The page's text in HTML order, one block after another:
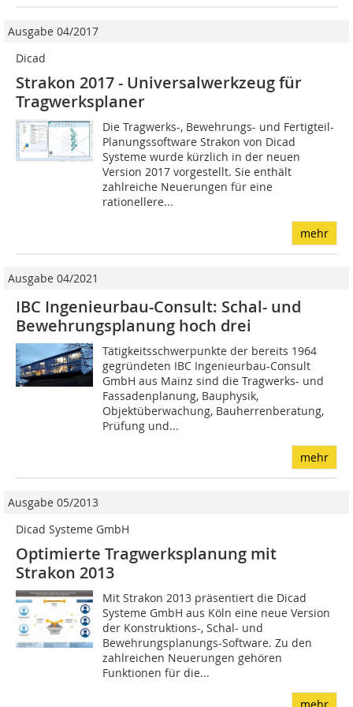
Ausgabe 04/2017
Dicad
Strakon 2017 - Universalwerkzeug für
Tragwerksplaner
Die Tragwerks-, Bewehrungs- und Fertigteil-
Planungssoftware Strakon von Dicad
Systeme wurde kürzlich in der neuen
Version 2017 vorgestellt. Sie enthält
zahlreiche Neuerungen für eine
rationellere...
mehr
Ausgabe 04/2021
IBC Ingenieurbau-Consult: Schal- und
Bewehrungsplanung hoch drei
Tätigkeitsschwerpunkte der bereits 1964
gegründeten IBC Ingenieurbau-Consult
GmbH aus Mainz sind die Tragwerks- und
Fassadenplanung, Bauphysik,
Objektüberwachung, Bauherrenberatung,
Prüfung und...
mehr
Ausgabe 05/2013
Dicad Systeme GmbH
Optimierte Tragwerksplanung mit
Strakon 2013
Mit Strakon 2013 präsentiert die Dicad
Systeme GmbH aus Köln eine neue Version
der Konstruktions-, Schal- und
Bewehrungsplanungs-Software. Zu den
zahlreichen Neuerungen gehören
Funktionen für die...